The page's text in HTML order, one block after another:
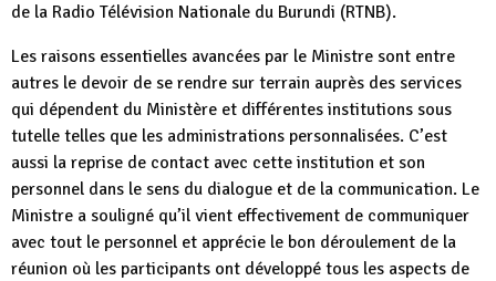
de la Radio Télévision Nationale du Burundi (RTNB).
Les raisons essentielles avancées par le Ministre sont entre
autres le devoir de se rendre sur terrain auprès des services
qui dépendent du Ministère et différentes institutions sous
tutelle telles que les administrations personnalisées. C’est
aussi la reprise de contact avec cette institution et son
personnel dans le sens du dialogue et de la communication. Le
Ministre a souligné qu’il vient effectivement de communiquer
avec tout le personnel et apprécie le bon déroulement de la
réunion où les participants ont développé tous les aspects de